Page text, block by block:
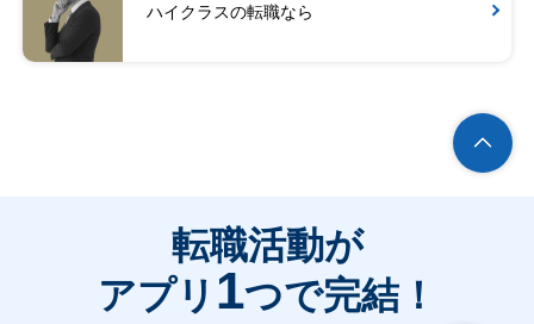
ハイクラスの転職なら
転職活動が
アプリ 1つで完結！